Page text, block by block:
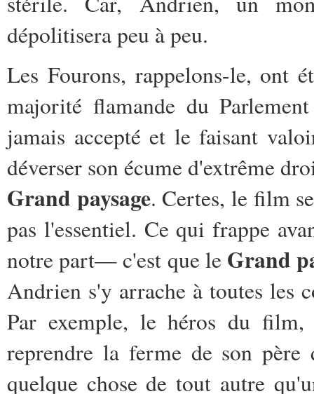
dépolitisera peu à peu.
Les Fourons, rappelons-le, ont
majorité flamande du
jamais accepté et le faisant
déverser son écume d'extrême
Grand paysage. Certes, le film
pas l'essentiel. Ce qui frappe
notre part— c'est que le Grand
Andrien s'y arrache à toutes les
Par exemple, le héros du
reprendre la ferme de son
quelque chose de tout autre